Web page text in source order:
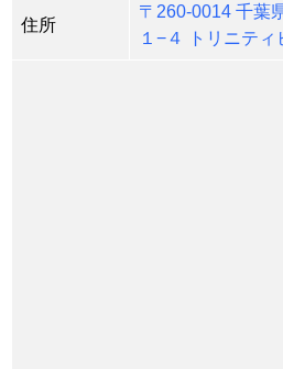
住所
〒260-0014 千葉
１−４ トリニティ